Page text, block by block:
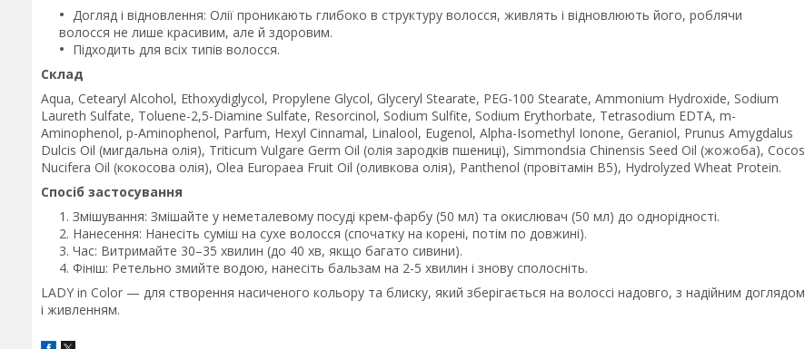
Догляд і відновлення: Олії проникають глибоко в структуру волосся, живлять і відновлюють його, роблячи
волосся не лише красивим, але й здоровим.
Підходить для всіх типів волосся.
Склад
Aqua, Cetearyl Alcohol, Ethoxydiglycol, Propylene Glycol, Glyceryl Stearate, PEG-100 Stearate, Ammonium Hydroxide, Sodium
Laureth Sulfate, Toluene-2,5-Diamine Sulfate, Resorcinol, Sodium Sulfite, Sodium Erythorbate, Tetrasodium EDTA, m-
Aminophenol, p-Aminophenol, Parfum, Hexyl Cinnamal, Linalool, Eugenol, Alpha-Isomethyl Ionone, Geraniol, Prunus Amygdalus
Dulcis Oil (мигдальна олія), Triticum Vulgare Germ Oil (олія зародків пшениці), Simmondsia Chinensis Seed Oil (жожоба), Cocos
Nucifera Oil (кокосова олія), Olea Europaea Fruit Oil (оливкова олія), Panthenol (провітамін B5), Hydrolyzed Wheat Protein.
Спосіб застосування
Змішування: Змішайте у неметалевому посуді крем-фарбу (50 мл) та окислювач (50 мл) до однорідності.
Нанесення: Нанесіть суміш на сухе волосся (спочатку на корені, потім по довжині).
Час: Витримайте 30–35 хвилин (до 40 хв, якщо багато сивини).
Фініш: Ретельно змийте водою, нанесіть бальзам на 2-5 хвилин і знову сполосніть.
LADY in Color — для створення насиченого кольору та блиску, який зберігається на волоссі надовго, з надійним доглядом
і живленням.